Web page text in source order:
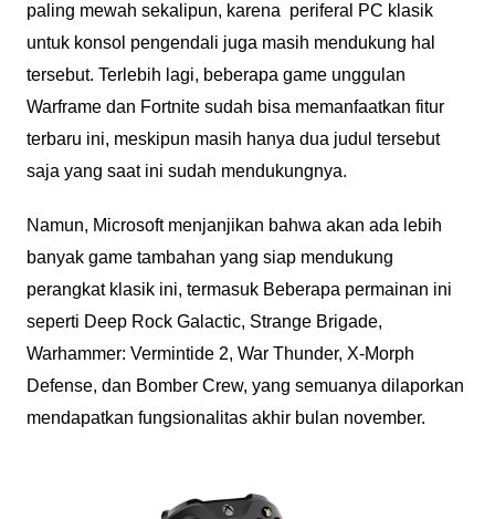
paling mewah sekalipun, karena periferal PC klasik
untuk konsol pengendali juga masih mendukung hal
tersebut. Terlebih lagi, beberapa game unggulan
Warframe dan Fortnite sudah bisa memanfaatkan fitur
terbaru ini, meskipun masih hanya dua judul tersebut
saja yang saat ini sudah mendukungnya.
Namun, Microsoft menjanjikan bahwa akan ada lebih
banyak game tambahan yang siap mendukung
perangkat klasik ini, termasuk Beberapa permainan ini
seperti Deep Rock Galactic, Strange Brigade,
Warhammer: Vermintide 2, War Thunder, X-Morph
Defense, dan Bomber Crew, yang semuanya dilaporkan
mendapatkan fungsionalitas akhir bulan november.